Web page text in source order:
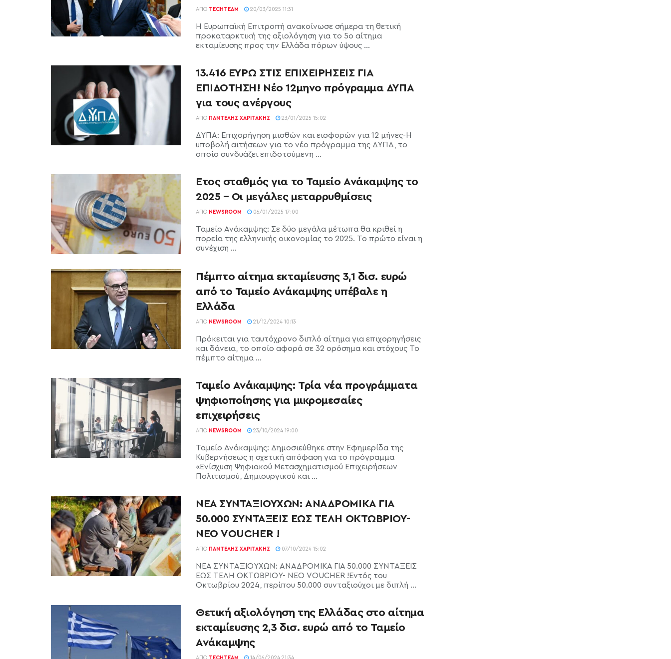
ΑΠΌ TECHTEAM 20/03/2025 11:31
Η Ευρωπαϊκή Επιτροπή ανακοίνωσε σήμερα τη θετική
προκαταρκτική της αξιολόγηση για το 5ο αίτημα
εκταμίευσης προς την Ελλάδα πόρων ύψους ...
13.416 ΕΥΡΩ ΣΤΙΣ ΕΠΙΧΕΙΡΗΣΕΙΣ ΓΙΑ
ΕΠΙΔΟΤΗΣΗ! Νέο 12μηνο πρόγραμμα ΔΥΠΑ
για τους ανέργους
ΑΠΌ ΠΑΝΤΕΛΉΣ ΧΑΡΙΤΆΚΗΣ 23/01/2025 15:02
ΔΥΠΑ: Επιχορήγηση μισθών και εισφορών για 12 μήνες-Η
υποβολή αιτήσεων για το νέο πρόγραμμα της ΔΥΠΑ, το
οποίο συνδυάζει επιδοτούμενη ...
Έτος σταθμός για το Ταμείο Ανάκαμψης το
2025 – Οι μεγάλες μεταρρυθμίσεις
ΑΠΌ NEWSROOM 06/01/2025 17:00
Ταμείο Ανάκαμψης: Σε δύο μεγάλα μέτωπα θα κριθεί η
πορεία της ελληνικής οικονομίας το 2025. Το πρώτο είναι η
συνέχιση ...
Πέμπτο αίτημα εκταμίευσης 3,1 δισ. ευρώ
από το Ταμείο Ανάκαμψης υπέβαλε η
Ελλάδα
ΑΠΌ NEWSROOM 21/12/2024 10:13
Πρόκειται για ταυτόχρονο διπλό αίτημα για επιχορηγήσεις
και δάνεια, το οποίο αφορά σε 32 ορόσημα και στόχους Το
πέμπτο αίτημα ...
Ταμείο Ανάκαμψης: Τρία νέα προγράμματα
ψηφιοποίησης για μικρομεσαίες
επιχειρήσεις
ΑΠΌ NEWSROOM 23/10/2024 19:00
Ταμείο Ανάκαμψης: Δημοσιεύθηκε στην Εφημερίδα της
Κυβερνήσεως η σχετική απόφαση για το πρόγραμμα
«Ενίσχυση Ψηφιακού Μετασχηματισμού Επιχειρήσεων
Πολιτισμού, Δημιουργικού και ...
ΝΕΑ ΣΥΝΤΑΞΙΟΥΧΩΝ: ΑΝΑΔΡΟΜΙΚΑ ΓΙΑ
50.000 ΣΥΝΤΑΞΕΙΣ ΕΩΣ ΤΕΛΗ ΟΚΤΩΒΡΙΟΥ-
ΝΕΟ VOUCHER !
ΑΠΌ ΠΑΝΤΕΛΉΣ ΧΑΡΙΤΆΚΗΣ 07/10/2024 15:02
ΝΕΑ ΣΥΝΤΑΞΙΟΥΧΩΝ: ΑΝΑΔΡΟΜΙΚΑ ΓΙΑ 50.000 ΣΥΝΤΑΞΕΙΣ
ΕΩΣ ΤΕΛΗ ΟΚΤΩΒΡΙΟΥ- ΝΕΟ VOUCHER !Εντός του
Οκτωβρίου 2024, περίπου 50.000 συνταξιούχοι με διπλή ...
Θετική αξιολόγηση της Ελλάδας στο αίτημα
εκταμίευσης 2,3 δισ. ευρώ από το Ταμείο
Ανάκαμψης
ΑΠΌ TECHTEAM 14/06/2024 21:34